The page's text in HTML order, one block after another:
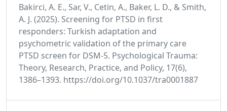
Bakirci, A. E., Sar, V., Cetin, A., Baker, L. D., & Smith,
A. J. (2025). Screening for PTSD in first
responders: Turkish adaptation and
psychometric validation of the primary care
PTSD screen for DSM-5. Psychological Trauma:
Theory, Research, Practice, and Policy, 17(6),
1386–1393. https://doi.org/10.1037/tra0001887